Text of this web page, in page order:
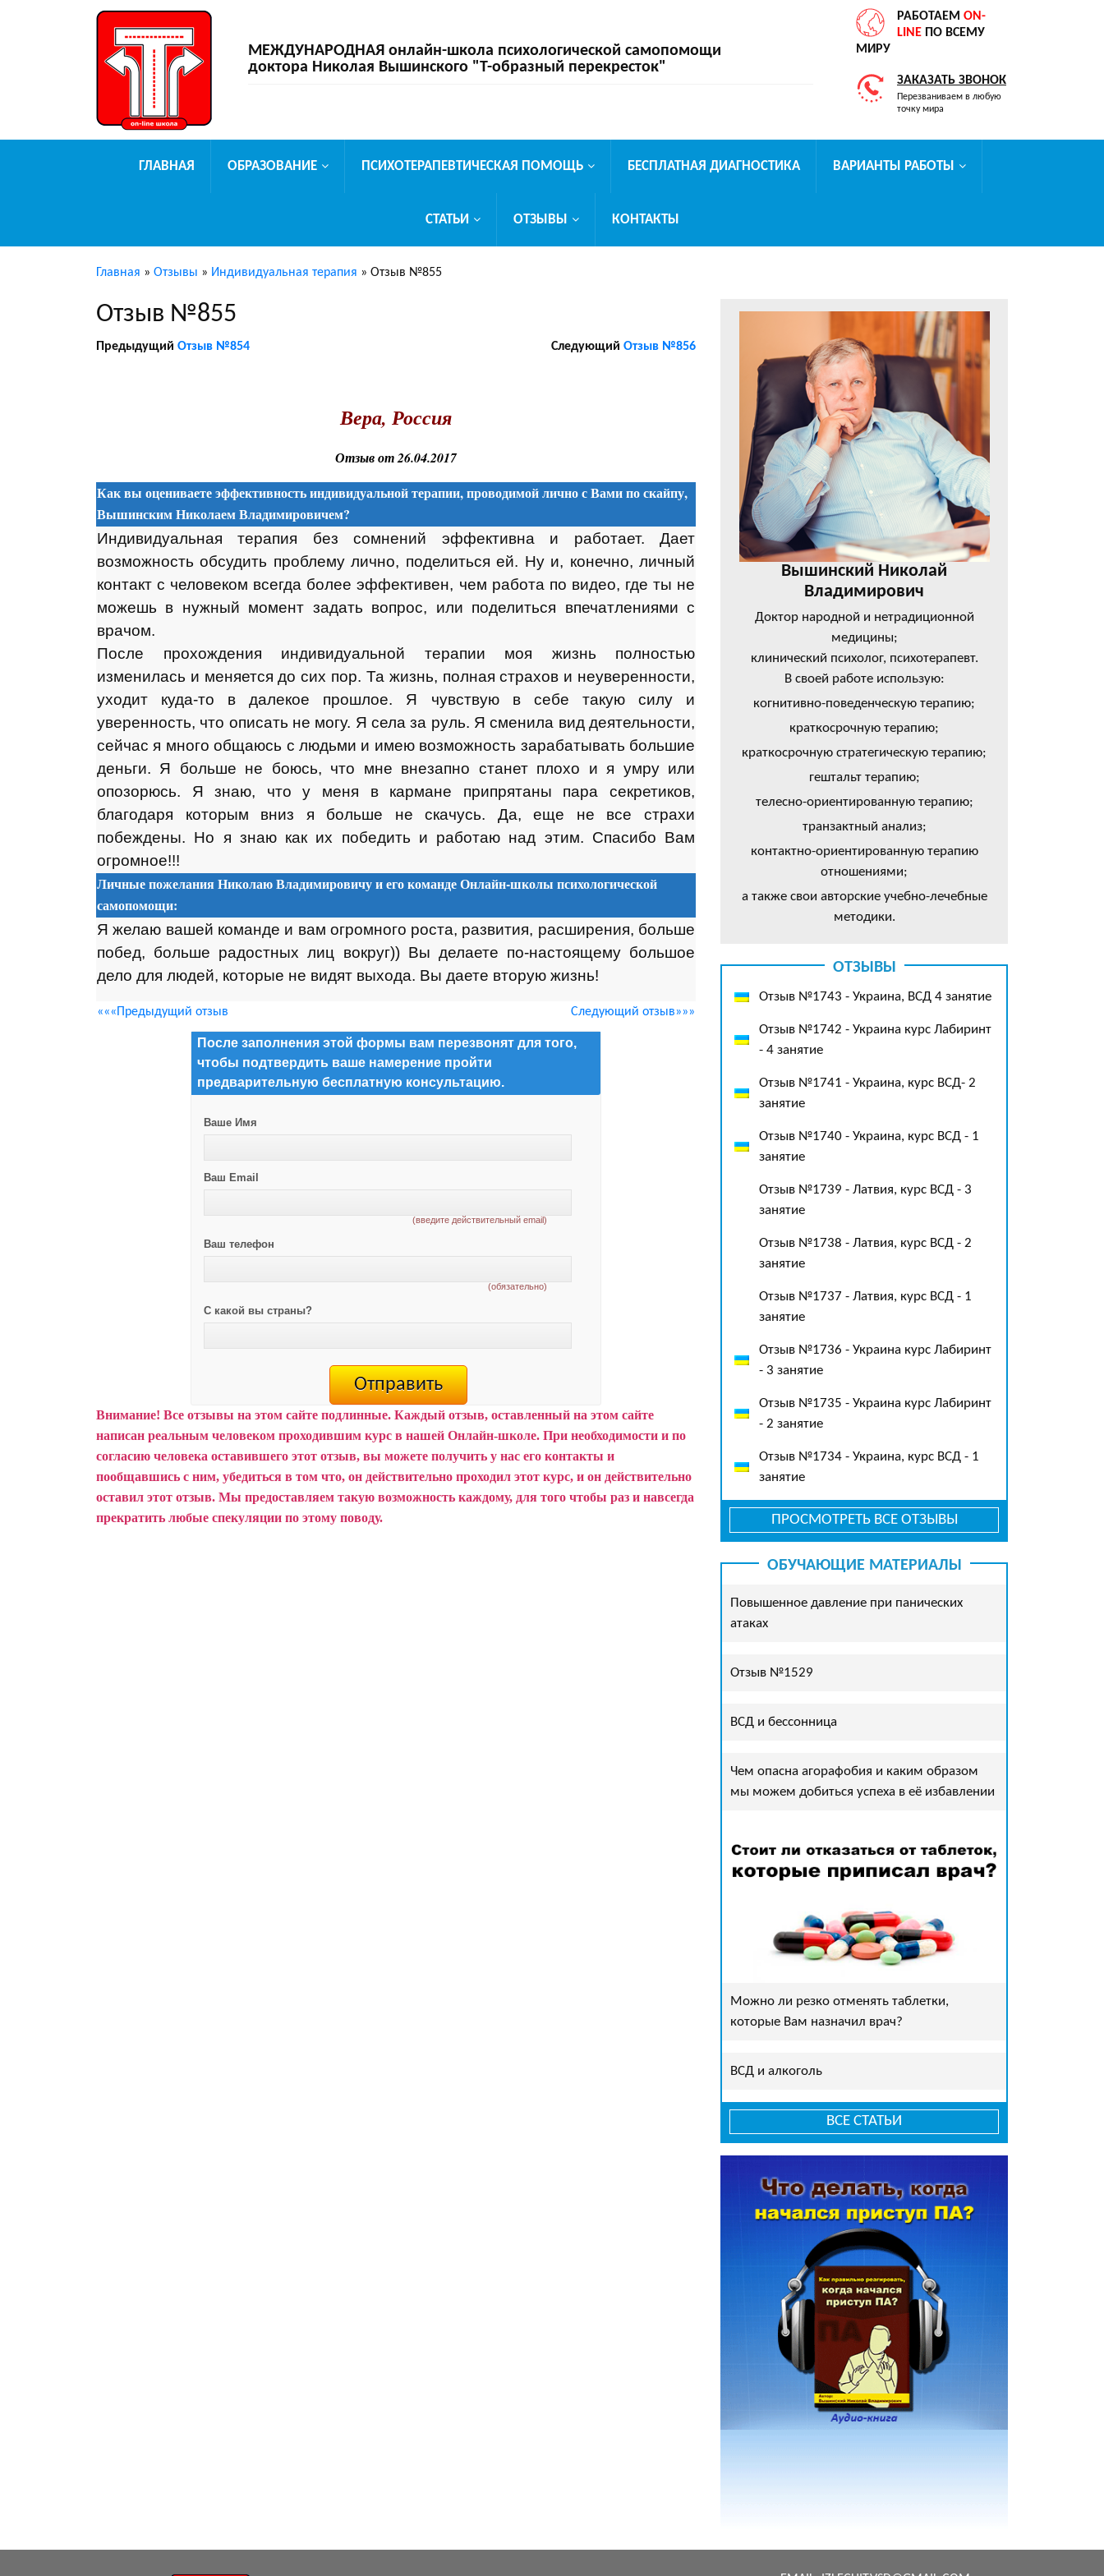
МЕЖДУНАРОДНАЯ онлайн-школа психологической самопомощи
доктора Николая Вышинского "Т-образный перекресток"
РАБОТАЕМ ON-
LINE ПО ВСЕМУ
МИРУ
ЗАКАЗАТЬ ЗВОНОК
Перезваниваем в любую
точку мира
ГЛАВНАЯ ОБРАЗОВАНИЕ ПСИХОТЕРАПЕВТИЧЕСКАЯ ПОМОЩЬ БЕСПЛАТНАЯ ДИАГНОСТИКА ВАРИАНТЫ РАБОТЫ
СТАТЬИ ОТЗЫВЫ КОНТАКТЫ
Главная » Отзывы » Индивидуальная терапия » Отзыв №855
Отзыв №855
Предыдущий Отзыв №854 Следующий Отзыв №856
Вера, Россия
Отзыв от 26.04.2017
Как вы оцениваете эффективность индивидуальной терапии, проводимой лично с Вами по скайпу,
Вышинским Николаем Владимировичем?
Индивидуальная терапия без сомнений эффективна и работает. Дает
возможность обсудить проблему лично, поделиться ей. Ну и, конечно, личный
контакт с человеком всегда более эффективен, чем работа по видео, где ты не
можешь в нужный момент задать вопрос, или поделиться впечатлениями с
врачом.
После прохождения индивидуальной терапии моя жизнь полностью
изменилась и меняется до сих пор. Та жизнь, полная страхов и неуверенности,
уходит куда-то в далекое прошлое. Я чувствую в себе такую силу и
уверенность, что описать не могу. Я села за руль. Я сменила вид деятельности,
сейчас я много общаюсь с людьми и имею возможность зарабатывать большие
деньги. Я больше не боюсь, что мне внезапно станет плохо и я умру или
опозорюсь. Я знаю, что у меня в кармане припрятаны пара секретиков,
благодаря которым вниз я больше не скачусь. Да, еще не все страхи
побеждены. Но я знаю как их победить и работаю над этим. Спасибо Вам
огромное!!!
Личные пожелания Николаю Владимировичу и его команде Онлайн-школы психологической
самопомощи:
Я желаю вашей команде и вам огромного роста, развития, расширения, больше
побед, больше радостных лиц вокруг)) Вы делаете по-настоящему большое
дело для людей, которые не видят выхода. Вы даете вторую жизнь!
«««Предыдущий отзыв Следующий отзыв»»»
После заполнения этой формы вам перезвонят для того,
чтобы подтвердить ваше намерение пройти
предварительную бесплатную консультацию.
Ваше Имя
Ваш Email
(введите действительный email)
Ваш телефон
(обязательно)
С какой вы страны?
Внимание! Все отзывы на этом сайте подлинные. Каждый отзыв, оставленный на этом сайте
написан реальным человеком проходившим курс в нашей Онлайн-школе. При необходимости и по
согласию человека оставившего этот отзыв, вы можете получить у нас его контакты и
пообщавшись с ним, убедиться в том что, он действительно проходил этот курс, и он действительно
оставил этот отзыв. Мы предоставляем такую возможность каждому, для того чтобы раз и навсегда
прекратить любые спекуляции по этому поводу.
Вышинский Николай
Владимирович
Доктор народной и нетрадиционной
медицины;
клинический психолог, психотерапевт.
В своей работе использую:
когнитивно-поведенческую терапию;
краткосрочную терапию;
краткосрочную стратегическую терапию;
гештальт терапию;
телесно-ориентированную терапию;
транзактный анализ;
контактно-ориентированную терапию
отношениями;
а также свои авторские учебно-лечебные
методики.
ОТЗЫВЫ
Отзыв №1743 - Украина, ВСД 4 занятие
Отзыв №1742 - Украина курс Лабиринт
- 4 занятие
Отзыв №1741 - Украина, курс ВСД- 2
занятие
Отзыв №1740 - Украина, курс ВСД - 1
занятие
Отзыв №1739 - Латвия, курс ВСД - 3
занятие
Отзыв №1738 - Латвия, курс ВСД - 2
занятие
Отзыв №1737 - Латвия, курс ВСД - 1
занятие
Отзыв №1736 - Украина курс Лабиринт
- 3 занятие
Отзыв №1735 - Украина курс Лабиринт
- 2 занятие
Отзыв №1734 - Украина, курс ВСД - 1
занятие
ПРОСМОТРЕТЬ ВСЕ ОТЗЫВЫ
ОБУЧАЮЩИЕ МАТЕРИАЛЫ
Повышенное давление при панических
атаках
Отзыв №1529
ВСД и бессонница
Чем опасна агорафобия и каким образом
мы можем добиться успеха в её избавлении
Можно ли резко отменять таблетки,
которые Вам назначил врач?
ВСД и алкоголь
ВСЕ СТАТЬИ